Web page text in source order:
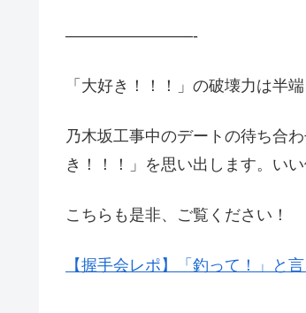
————————-
「大好き！！！」の破壊力は半
乃木坂工事中のデートの待ち合
き！！！」を思い出します。い
こちらも是非、ご覧ください！
【握手会レポ】「釣って！」と